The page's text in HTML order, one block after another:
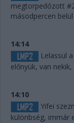
megtorpedózott
másodpercen
14:14
Lelassul
előnyük, van
14:10
Yifei
különbség, immár